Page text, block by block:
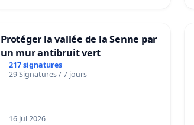
Protéger la vallée de la Senne par
un mur antibruit vert
217 signatures
29 Signatures / 7 jours
16 Jul 2026